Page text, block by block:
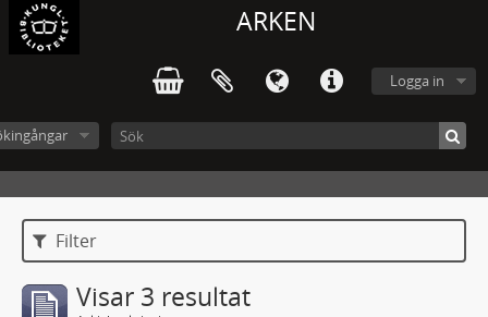
ARKEN
Logga in
Filter
Visar 3 resultat